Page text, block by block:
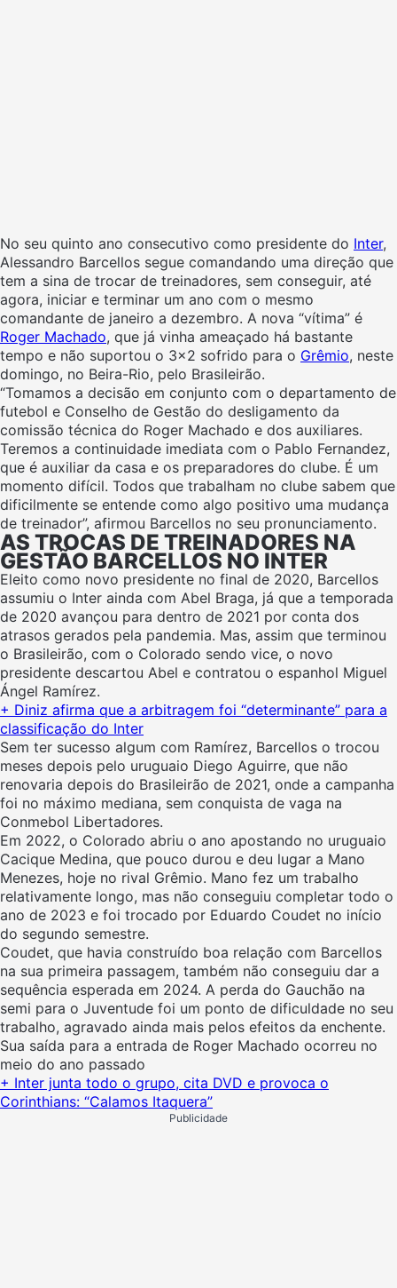
No seu quinto ano consecutivo como presidente do Inter,
Alessandro Barcellos segue comandando uma direção que
tem a sina de trocar de treinadores, sem conseguir, até
agora, iniciar e terminar um ano com o mesmo
comandante de janeiro a dezembro. A nova “vítima” é
Roger Machado, que já vinha ameaçado há bastante
tempo e não suportou o 3×2 sofrido para o Grêmio, neste
domingo, no Beira-Rio, pelo Brasileirão.
“Tomamos a decisão em conjunto com o departamento de
futebol e Conselho de Gestão do desligamento da
comissão técnica do Roger Machado e dos auxiliares.
Teremos a continuidade imediata com o Pablo Fernandez,
que é auxiliar da casa e os preparadores do clube. É um
momento difícil. Todos que trabalham no clube sabem que
dificilmente se entende como algo positivo uma mudança
de treinador”, afirmou Barcellos no seu pronunciamento.
AS TROCAS DE TREINADORES NA
GESTÃO BARCELLOS NO INTER
Eleito como novo presidente no final de 2020, Barcellos
assumiu o Inter ainda com Abel Braga, já que a temporada
de 2020 avançou para dentro de 2021 por conta dos
atrasos gerados pela pandemia. Mas, assim que terminou
o Brasileirão, com o Colorado sendo vice, o novo
presidente descartou Abel e contratou o espanhol Miguel
Ángel Ramírez.
+ Diniz afirma que a arbitragem foi “determinante” para a
classificação do Inter
Sem ter sucesso algum com Ramírez, Barcellos o trocou
meses depois pelo uruguaio Diego Aguirre, que não
renovaria depois do Brasileirão de 2021, onde a campanha
foi no máximo mediana, sem conquista de vaga na
Conmebol Libertadores.
Em 2022, o Colorado abriu o ano apostando no uruguaio
Cacique Medina, que pouco durou e deu lugar a Mano
Menezes, hoje no rival Grêmio. Mano fez um trabalho
relativamente longo, mas não conseguiu completar todo o
ano de 2023 e foi trocado por Eduardo Coudet no início
do segundo semestre.
Coudet, que havia construído boa relação com Barcellos
na sua primeira passagem, também não conseguiu dar a
sequência esperada em 2024. A perda do Gauchão na
semi para o Juventude foi um ponto de dificuldade no seu
trabalho, agravado ainda mais pelos efeitos da enchente.
Sua saída para a entrada de Roger Machado ocorreu no
meio do ano passado
+ Inter junta todo o grupo, cita DVD e provoca o
Corinthians: “Calamos Itaquera”
Publicidade